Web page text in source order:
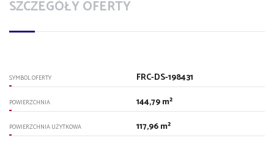
SZCZEGÓŁY OFERTY
SYMBOL OFERTY FRC-DS-198431
POWIERZCHNIA 144,79 m²
POWIERZCHNIA UŻYTKOWA 117,96 m²